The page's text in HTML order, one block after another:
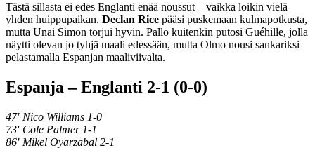
Tästä sillasta ei edes Englanti enää noussut – vaikka loikin vielä
yhden huippupaikan. Declan Rice pääsi puskemaan kulmapotkusta,
mutta Unai Simon torjui hyvin. Pallo kuitenkin putosi Guéhille, jolla
näytti olevan jo tyhjä maali edessään, mutta Olmo nousi sankariksi
pelastamalla Espanjan maaliviivalta.
Espanja – Englanti 2-1 (0-0)
47′ Nico Williams 1-0
73′ Cole Palmer 1-1
86′ Mikel Oyarzabal 2-1